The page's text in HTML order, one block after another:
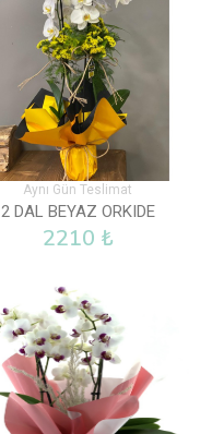
Aynı Gün Teslimat
2 DAL BEYAZ ORKIDE
2210 ₺